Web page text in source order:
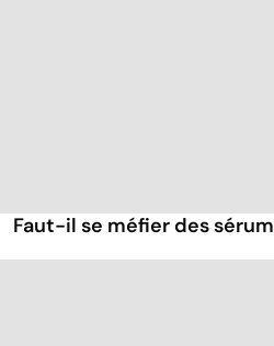
Faut-il se méfier des